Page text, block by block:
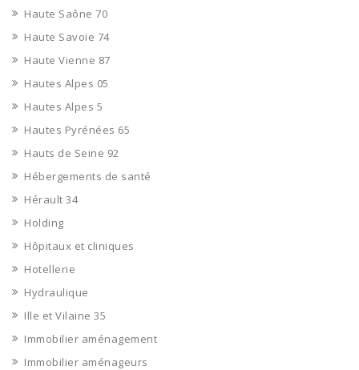
Haute Saône 70
Haute Savoie 74
Haute Vienne 87
Hautes Alpes 05
Hautes Alpes 5
Hautes Pyrénées 65
Hauts de Seine 92
Hébergements de santé
Hérault 34
Holding
Hôpitaux et cliniques
Hotellerie
Hydraulique
Ille et Vilaine 35
Immobilier aménagement
Immobilier aménageurs